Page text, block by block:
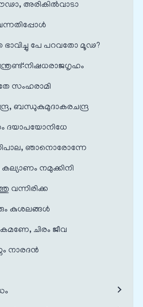
അരികിൽവാടാ
പേ പറവതോ മൂഢ?
സംഹരാമി
ബന്ധുകുമുദാകരചന്ദ്ര
ദയാപയോനിധേ
ഞാനൊരോന്നേ
നമുക്കിനി
വന്നിരിക്ക
കുശലങ്ങൾ
ചിരം ജീവ
നാരദൻ